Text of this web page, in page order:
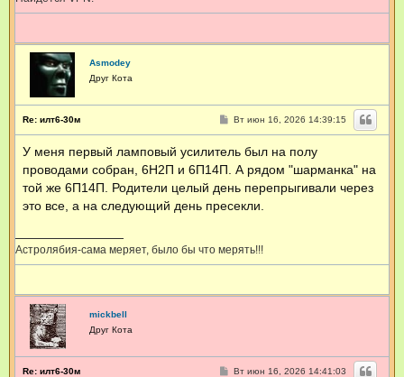
Asmodey
Друг Кота
Re: илт6-30м
С
б
е
и
е
Вт июн 16, 2026 14:39:15
У меня первый ламповый усилитель был на полу
проводами собран, 6Н2П и 6П14П. А рядом "шарманка" на
той же 6П14П. Родители целый день перепрыгивали через
это все, а на следующий день пресекли.
Астролябия-сама меряет, было бы что мерять!!!
mickbell
Друг Кота
Re: илт6-30м
СВт июн 16, 2026 14:41:03